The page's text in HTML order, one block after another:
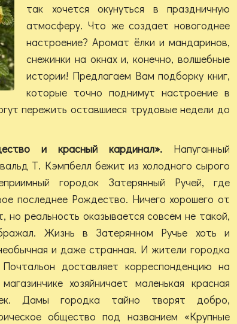
так хочется окунуться в праздничную
атмосферу. Что же создает новогоднее
настроение? Аромат ёлки и мандаринов,
снежинки на окнах и, конечно, волшебные
истории! Предлагаем Вам подборку книг,
которые точно поднимут настроение в
пережить оставшиеся трудовые недели до
и красный кардинал». Напуганный
Т. Кэмпбелл бежит из холодного сырого
городок Затерянный Ручей, где
последнее Рождество. Ничего хорошего от
но реальность оказывается совсем не такой,
Жизнь в Затерянном Ручье хоть и
и даже странная. И жители городка
доставляет корреспонденцию на
хозяйничает маленькая красная
Дамы городка тайно творят добро,
общество под названием «Крупные